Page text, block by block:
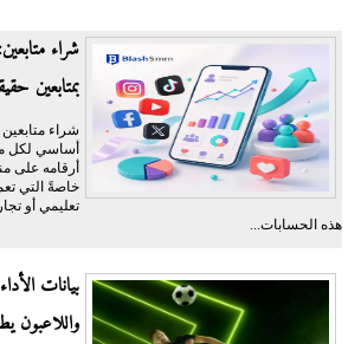
شراء
بمتابعين
شراء
أساسي لكل
أرقامه على
خاصةً التي
تعليمي أو
هذه الحسابات...
بيانات
واللاعبون